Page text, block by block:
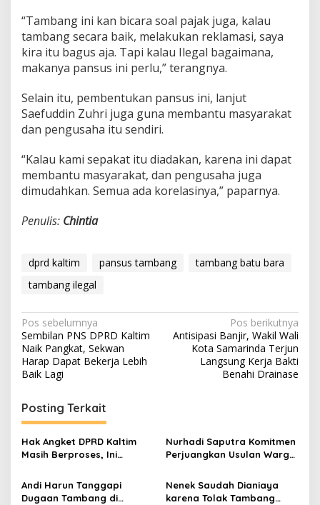
“Tambang ini kan bicara soal pajak juga, kalau
tambang secara baik, melakukan reklamasi, saya
kira itu bagus aja. Tapi kalau Ilegal bagaimana,
makanya pansus ini perlu,” terangnya.
Selain itu, pembentukan pansus ini, lanjut
Saefuddin Zuhri juga guna membantu masyarakat
dan pengusaha itu sendiri.
“Kalau kami sepakat itu diadakan, karena ini dapat
membantu masyarakat, dan pengusaha juga
dimudahkan. Semua ada korelasinya,” paparnya.
Penulis: Chintia
dprd kaltim pansus tambang
tambang batu bara
tambang ilegal
Navigasi
pos
Pos sebelumnya
Sembilan PNS DPRD Kaltim
Naik Pangkat, Sekwan
Harap Dapat Bekerja Lebih
Baik Lagi
Pos berikutnya
Antisipasi Banjir, Wakil Wali
Kota Samarinda Terjun
Langsung Kerja Bakti
Benahi Drainase
Posting Terkait
Hak Angket DPRD Kaltim
Masih Berproses, Ini
Baliknya
Nurhadi Saputra Komitmen
Perjuangkan Usulan Warga
Dialog Bersempekat
Andi Harun Tanggapi
Dugaan Tambang di
Nenek Saudah Dianiaya
karena Tolak Tambang